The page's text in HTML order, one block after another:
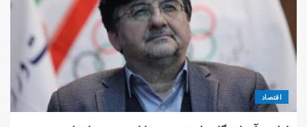
اقتصاد